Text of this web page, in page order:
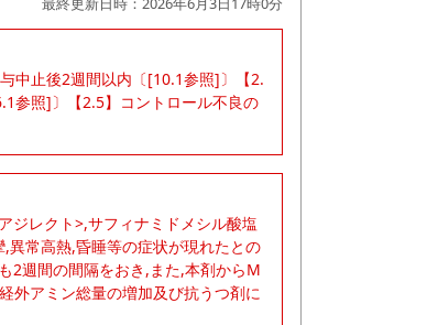
中止後2週間以内〔[10.1参照]〕【2.
参照]〕【2.5】コントロール不良の
ジレクト>,サフィナミドメシル酸塩
常高熱,昏睡等の症状が現れたとの
2週間の間隔をおき,また,本剤からM
外アミン総量の増加及び抗うつ剤に